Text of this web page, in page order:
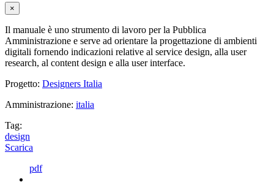
×
Il manuale è uno strumento di lavoro per la Pubblica
Amministrazione e serve ad orientare la progettazione di ambienti
digitali fornendo indicazioni relative al service design, alla user
research, al content design e alla user interface.
Progetto: Designers Italia
Amministrazione: italia
Tag:
design
Scarica
pdf